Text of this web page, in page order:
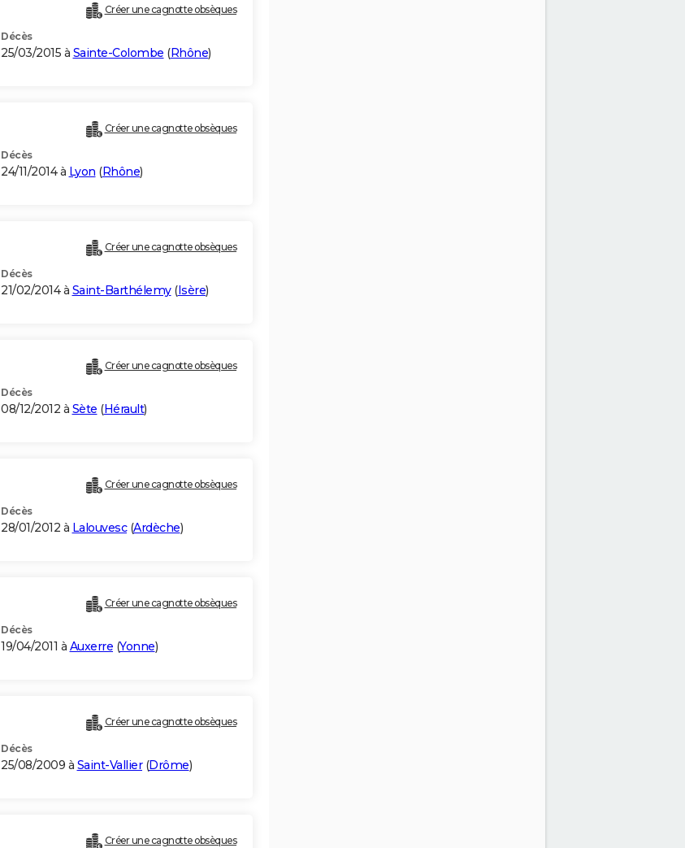
Créer une cagnotte obsèques
Décès
25/03/2015 à Sainte-Colombe (Rhône)
Créer une cagnotte obsèques
Décès
24/11/2014 à Lyon (Rhône)
Créer une cagnotte obsèques
Décès
21/02/2014 à Saint-Barthélemy(Isère)
Créer une cagnotte obsèques
Décès
08/12/2012 à Sète (Hérault)
Créer une cagnotte obsèques
Décès
28/01/2012 à Lalouvesc(Ardèche)
Créer une cagnotte obsèques
Décès
19/04/2011 à Auxerre (Yonne)
Créer une cagnotte obsèques
Décès
25/08/2009 à Saint-Vallier(Drôme)
Créer une cagnotte obsèques